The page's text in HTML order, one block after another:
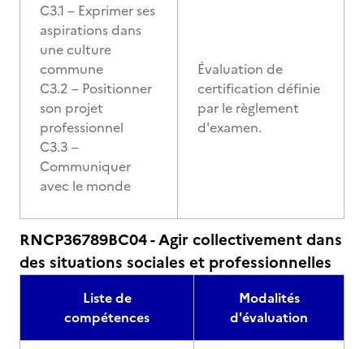
C3.1 – Exprimer ses
aspirations dans
une culture
commune
C3.2 – Positionner
son projet
professionnel
C3.3 –
Communiquer
avec le monde
Évaluation de
certification définie
par le règlement
d'examen.
RNCP36789BC04 - Agir collectivement dans
des situations sociales et professionnelles
Liste de
compétences
Modalités
d'évaluation